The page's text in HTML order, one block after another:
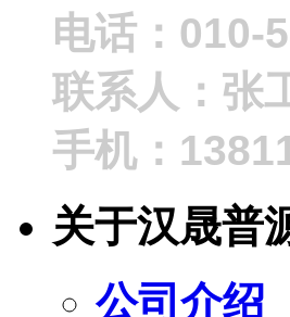
电话：010-
联系人：张
手机：
关于汉晟普
公司介绍